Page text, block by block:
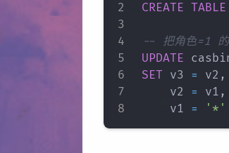
CREATE TABLE
-- 把角色=1
UPDATE
SET v3 = v2 ,
    v2
= v1 ,
    v1
= '*'